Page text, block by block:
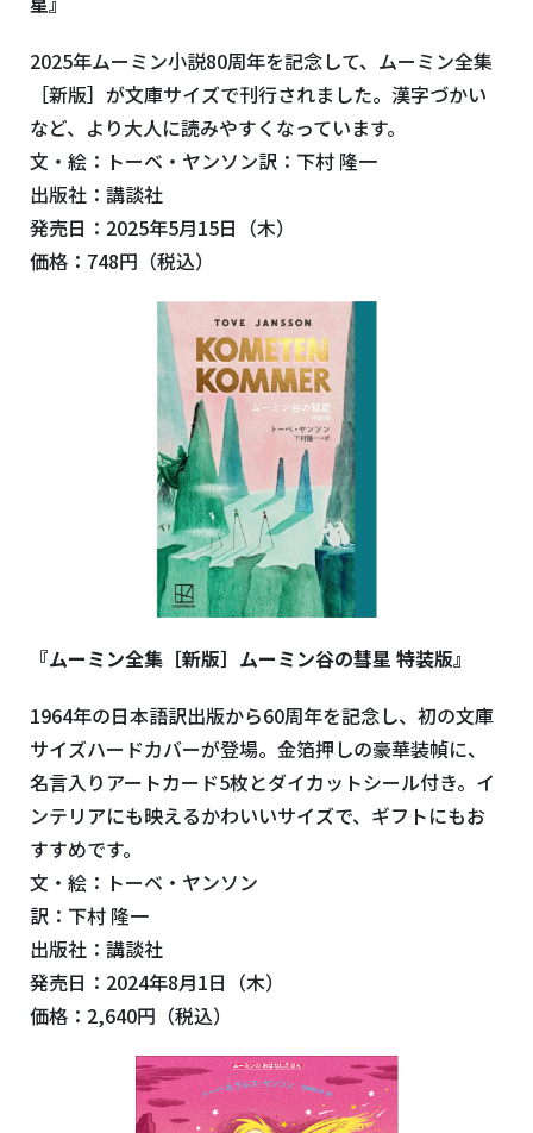
2025年ムーミン小説80周年を記念して、ムーミン全集
［新版］が文庫サイズで刊行されました。漢字づかい
など、より大人に読みやすくなっています。
文・絵：トーベ・ヤンソン訳：下村 隆一
出版社：講談社
発売日：2025年5月15日（木）
価格：748円（税込）
『ムーミン全集［新版］ムーミン谷の彗星 特装版』
1964年の日本語訳出版から60周年を記念し、初の文庫
サイズハードカバーが登場。金箔押しの豪華装幀に、
名言入りアートカード5枚とダイカットシール付き。イ
ンテリアにも映えるかわいいサイズで、ギフトにもお
すすめです。
文・絵：トーベ・ヤンソン
訳：下村 隆一
出版社：講談社
発売日：2024年8月1日（木）
価格：2,640円（税込）